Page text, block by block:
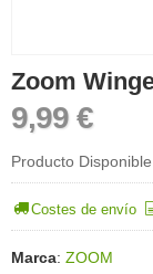
9,99 €
Producto Disponible
Costes de envío
Marca: ZOOM